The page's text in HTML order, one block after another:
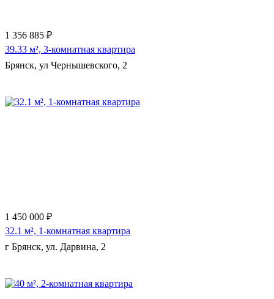
1 356 885 ₽
39.33 м², 3-комнатная квартира
Брянск, ул Чернышевского, 2
1 450 000 ₽
32.1 м², 1-комнатная квартира
г Брянск, ул. Дарвина, 2